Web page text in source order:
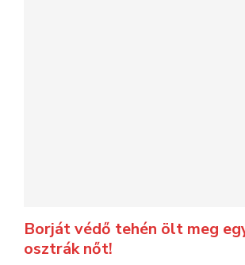
Borját védő tehén ölt meg
osztrák nőt!